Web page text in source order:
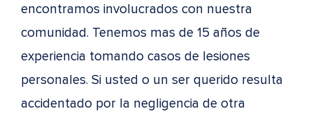
encontramos involucrados con nuestra
comunidad. Tenemos mas de 15 años de
experiencia tomando casos de lesiones
personales. Si usted o un ser querido resulta
accidentado por la negligencia de otra